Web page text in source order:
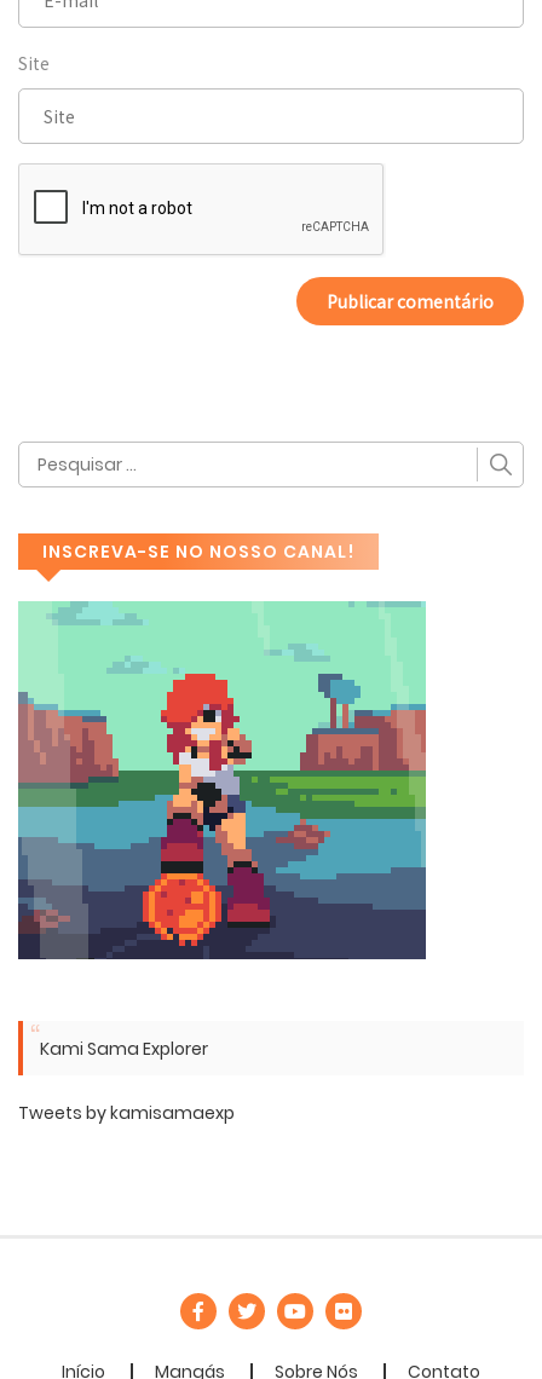
Site
INSCREVA-SE NO NOSSO CANAL!
Kami Sama Explorer
Tweets by kamisamaexp
Início Mangás Sobre Nós Contato